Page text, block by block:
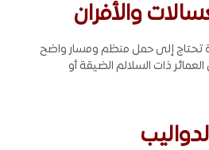
والأفران
تحتاج إلى حمل منظم ومسار واضح
ذات السلالم الضيقة أو